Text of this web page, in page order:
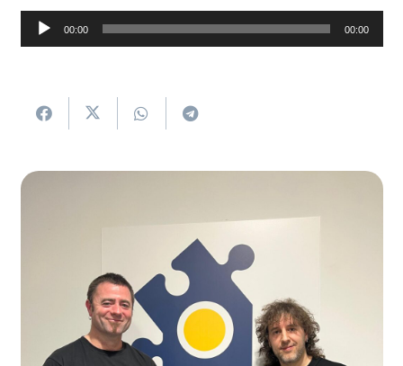
Soinu
erreproduzigailua
00:00 00:00